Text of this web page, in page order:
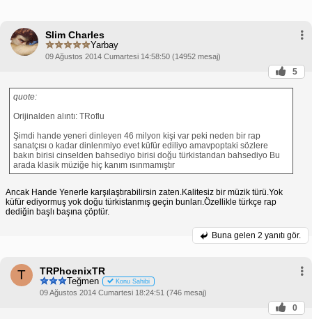
Slim Charles
Yarbay
09 Ağustos 2014 Cumartesi 14:58:50 (14952 mesaj)
5
quote:
Orijinalden alıntı: TRoflu
Şimdi hande yeneri dinleyen 46 milyon kişi var peki neden bir rap
sanatçısı o kadar dinlenmiyo evet küfür ediliyo amavpoptaki sözlere
bakın birisi cinselden bahsediyo birisi doğu türkistandan bahsediyo Bu
arada klasik müziğe hiç kanım ısınmamıştır
Ancak Hande Yenerle karşılaştırabilirsin zaten.Kalitesiz bir müzik türü.Yok
küfür ediyormuş yok doğu türkistanmış geçin bunları.Özellikle türkçe rap
dediğin başlı başına çöptür.
Buna gelen 2 yanıtı gör.
T TRPhoenixTR
Teğmen Konu Sahibi
09 Ağustos 2014 Cumartesi 18:24:51 (746 mesaj)
0